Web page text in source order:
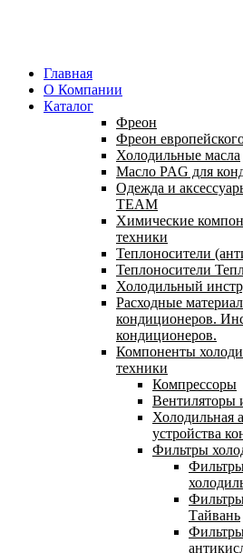
Главная
О Компании
Каталог
Фреон
Фреон
Холодильные масла
Масло PAG для
Одежда и
TEAM
Химические
техники
Теплоносители
Теплоносители
Холодильный
Расходные
кондиционеров.
кондиционеров.
Компоненты
техники
Компрессоры
Вентиляторы
Холодильная
устройства
Фильтры
Тайвань